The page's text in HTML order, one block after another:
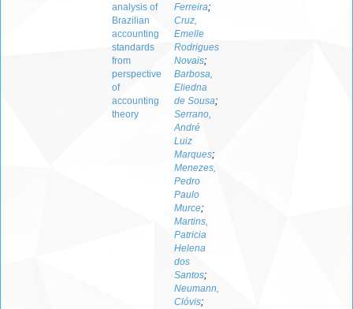
analysis of
Brazilian
accounting
standards
from
perspective
of
accounting
theory
Ferreira;
Cruz,
Emelle
Rodrigues
Novais;
Barbosa,
Eliedna
de Sousa;
Serrano,
André
Luiz
Marques;
Menezes,
Pedro
Paulo
Murce;
Martins,
Patricia
Helena
dos
Santos;
Neumann,
Clóvis;